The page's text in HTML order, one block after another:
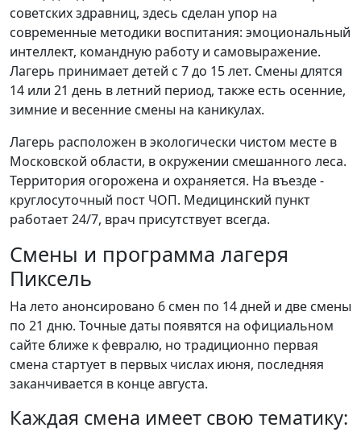
советских здравниц, здесь сделан упор на
современные методики воспитания: эмоциональный
интеллект, командную работу и самовыражение.
Лагерь принимает детей с 7 до 15 лет. Смены длятся
14 или 21 день в летний период, также есть осенние,
зимние и весенние смены на каникулах.
Лагерь расположен в экологически чистом месте в
Московской области, в окружении смешанного леса.
Территория огорожена и охраняется. На въезде -
круглосуточный пост ЧОП. Медицинский пункт
работает 24/7, врач присутствует всегда.
Смены и программа лагеря
Пиксель
На лето анонсировано 6 смен по 14 дней и две смены
по 21 дню. Точные даты появятся на официальном
сайте ближе к февралю, но традиционно первая
смена стартует в первых числах июня, последняя
заканчивается в конце августа.
Каждая смена имеет свою тематику: